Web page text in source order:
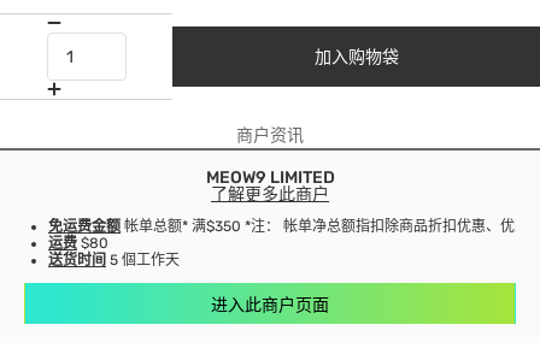
加入购物袋
商户资讯
MEOW9 LIMITED
了解更多此商户
免运费金额 帐单总额* 满$350 *注： 帐单净总额指扣除商品折扣优惠、优惠
运费 $80
送货时间 5 個工作天
进入此商户页面